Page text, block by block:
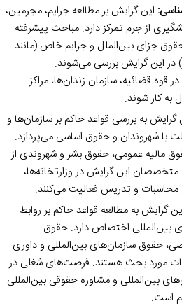
این گرایش بر مطالعه جرایم، مجرمین،
از جرم تمرکز دارد. مباحث پیشرفته
جزای بین‌الملل و جرایم خاص (مانند
در این گرایش بررسی می‌شوند.
قوه قضائیه، سازمان زندان‌ها، مراکز
کار شوند.
گرایش به بررسی قواعد حاکم بر سازمان‌ها و
با شهروندان و حقوق اساسی می‌پردازد.
مالیه عمومی، حقوق بشر و شهروندی از
این گرایش در وزارتخانه‌ها،
محاسبات و تدریس فعالیت می‌کنند.
گرایش به مطالعه قواعد حاکم بر روابط
بین‌المللی اختصاص دارد. حقوق
حقوق سازمان‌های بین‌المللی و داوری
مورد بحث هستند. فرصت‌های شغلی در
بین‌المللی و مشاوره حقوقی بین‌المللی
است.